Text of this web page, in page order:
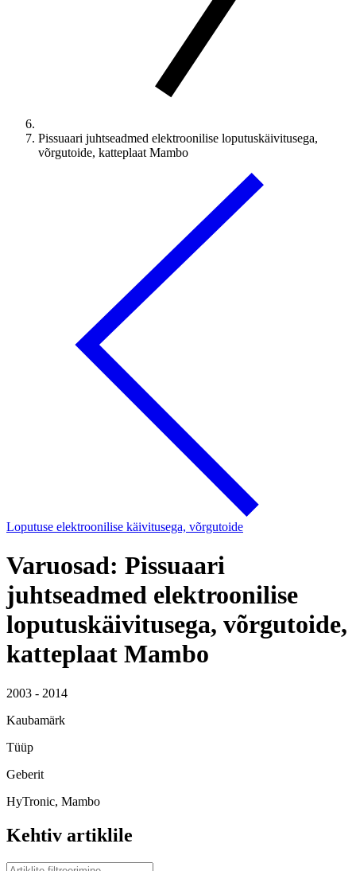
Pissuaari juhtseadmed elektroonilise loputuskäivitusega,
võrgutoide, katteplaat Mambo
Loputuse elektroonilise käivitusega, võrgutoide
Varuosad: Pissuaari
juhtseadmed elektroonilise
loputuskäivitusega, võrgutoide,
katteplaat Mambo
2003 - 2014
Kaubamärk
Tüüp
Geberit
HyTronic, Mambo
Kehtiv artiklile